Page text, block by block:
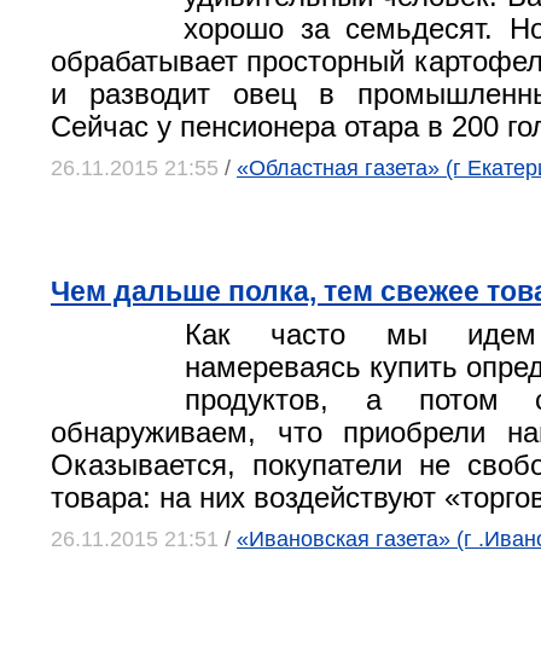
хорошо за семьдесят.
обрабатывает просторный
и разводит овец в
Сейчас у пенсионера отара в 200
26.11.2015 21:55 / «Областная газета» (г
Чем дальше полка, тем свежее
Как часто мы
намереваясь купить
продуктов, а потом
обнаруживаем, что приобрели
Оказывается, покупатели не
товара: на них воздействуют
26.11.2015 21:51 / «Ивановская газета» (г